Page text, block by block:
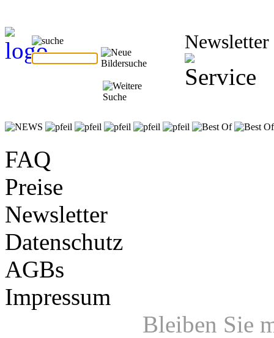
Newsletter
FAQ
Preise
Newsletter
Datenschutz
AGBs
Impressum
Bleiben Sie